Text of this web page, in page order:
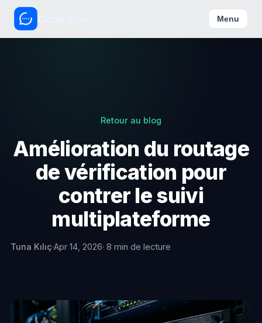
Menu
Retour au blog
Amélioration du routage
de vérification pour
contrer le suivi
multiplateforme
Tuna Kılıç·Apr 14, 2026· 8 min de lecture